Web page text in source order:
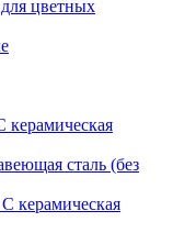
цветных
керамическая
сталь (без
керамическая